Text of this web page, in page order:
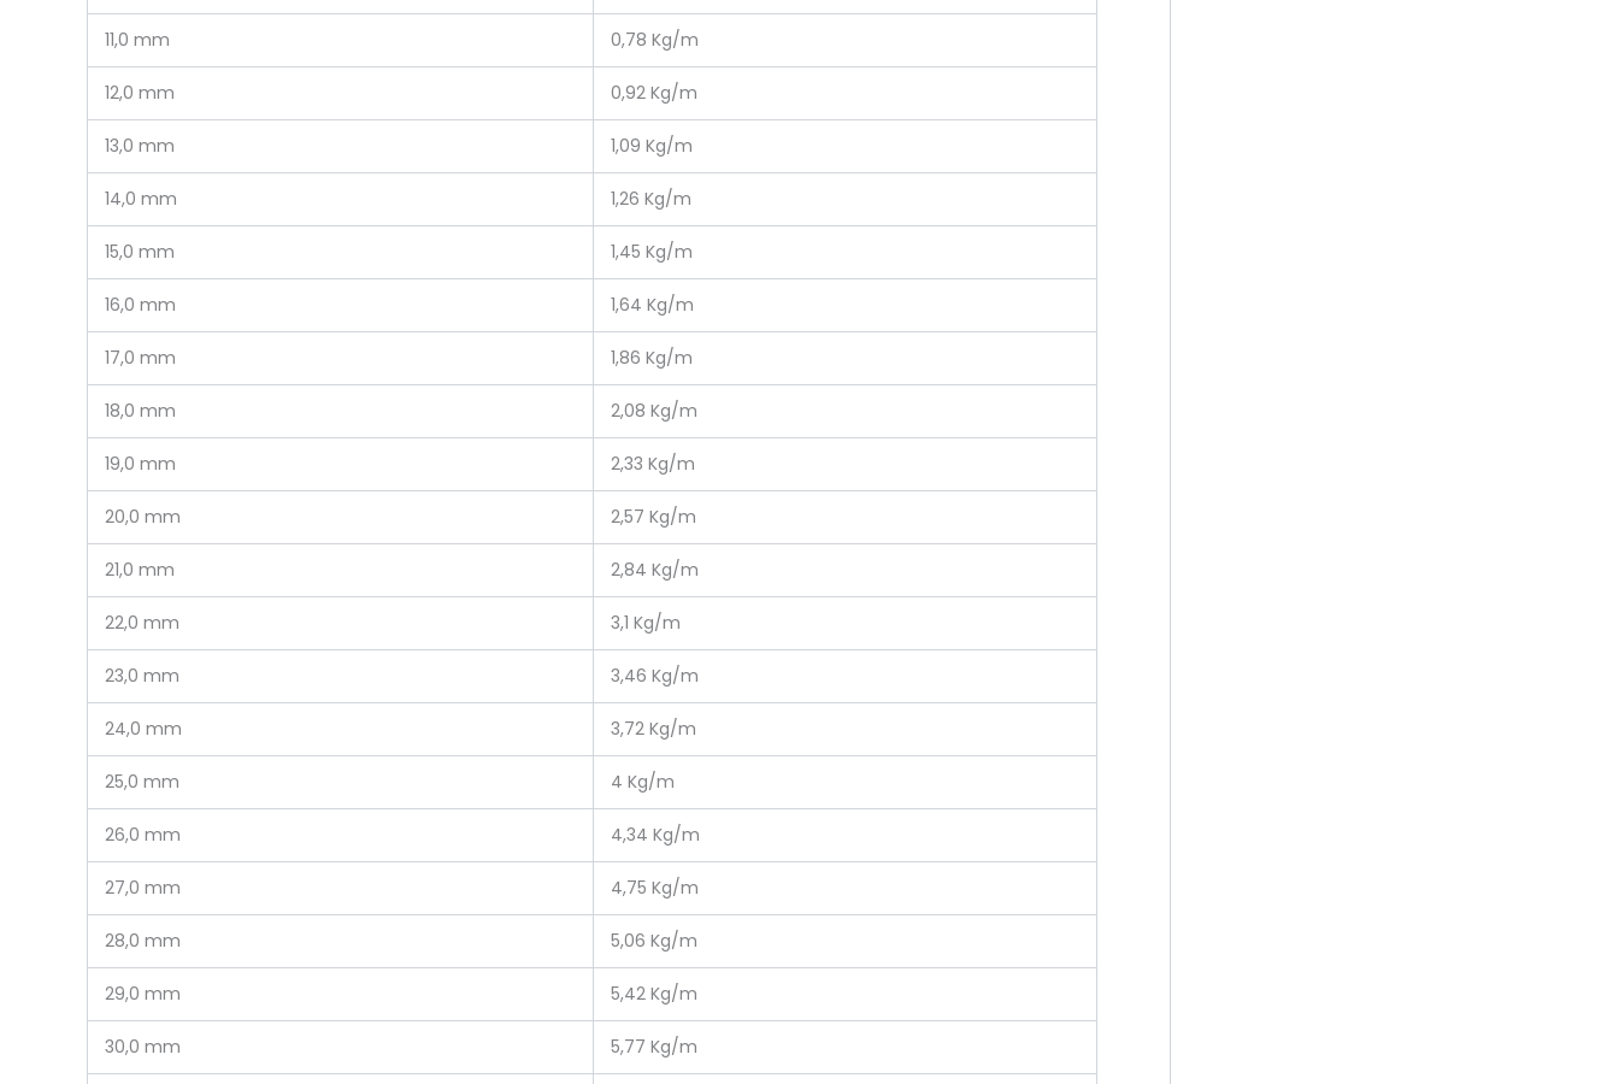
11,0 mm 0,78 Kg/m
12,0 mm 0,92 Kg/m
13,0 mm 1,09 Kg/m
14,0 mm 1,26 Kg/m
15,0 mm 1,45 Kg/m
16,0 mm 1,64 Kg/m
17,0 mm 1,86 Kg/m
18,0 mm 2,08 Kg/m
19,0 mm 2,33 Kg/m
20,0 mm 2,57 Kg/m
21,0 mm 2,84 Kg/m
22,0 mm 3,1 Kg/m
23,0 mm 3,46 Kg/m
24,0 mm 3,72 Kg/m
25,0 mm 4 Kg/m
26,0 mm 4,34 Kg/m
27,0 mm 4,75 Kg/m
28,0 mm 5,06 Kg/m
29,0 mm 5,42 Kg/m
30,0 mm 5,77 Kg/m